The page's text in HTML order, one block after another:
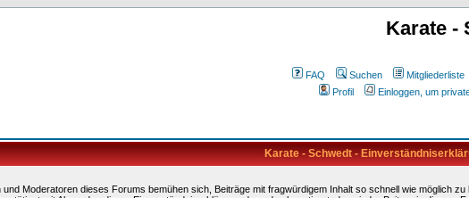
Karate -
FAQ Suchen Mitgliederliste
Profil
Einloggen, um
Karate - Schwedt -
und Moderatoren dieses Forums bemühen sich, Beiträge mit fragwürdigem Inhalt so schnell wie möglich